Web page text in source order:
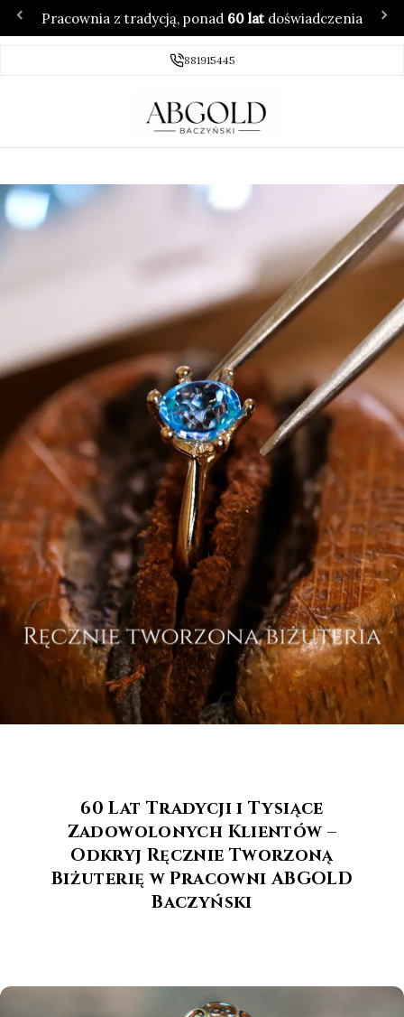
Pracownia z tradycją, ponad 60 latdoświadczenia
881915445
60 Lat Tradycji i Tysiące
Zadowolonych Klientów –
Odkryj Ręcznie Tworzoną
Biżuterię w Pracowni ABGOLD
Baczyński